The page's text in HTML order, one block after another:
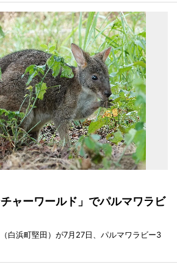
ャーワールド」でパルマワラビ
白浜町堅田）が7月27日、パルマワラビー3